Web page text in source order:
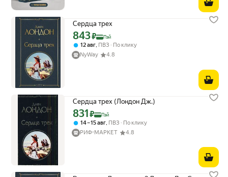
Сердца трех
Цена с картой Яндекс Пэй 843 ₽ вместо
843₽ Пэй
12 авг, ПВЗ
По клику
NyWay
4.8
Сердца трех (Лондон Дж.)
Цена с картой Яндекс Пэй 831 ₽ вместо
831₽ Пэй
14 – 15 авг ПВЗ
По клику
РИФ-МАРКЕТ
4.8